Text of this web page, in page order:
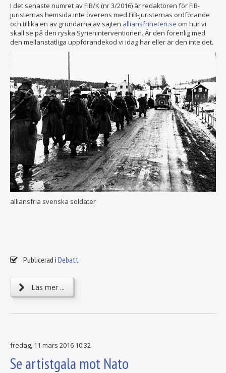
I det senaste numret av FiB/K (nr 3/2016) är redaktören för FiB-
juristernas hemsida inte överens med FiB-juristernas ordförande
och tillika en av grundarna av sajten alliansfriheten.se om hur vi
skall se på den ryska Syrieninterventionen. Är den förenlig med
den mellanstatliga uppförandekod vi idag har eller är den inte det.
alliansfria svenska soldater
Publicerad i Debatt
Läs mer ...
fredag, 11 mars 2016 10:32
Se artistgala mot Nato